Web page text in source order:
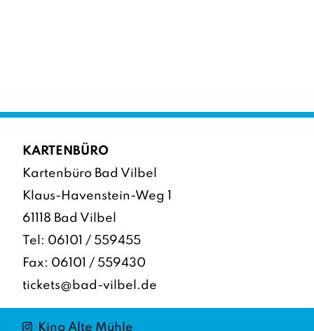
KARTENBÜRO
Kartenbüro Bad Vilbel
Klaus-Havenstein-Weg 1
61118 Bad Vilbel
Tel: 06101 / 559455
Fax: 06101 / 559430
tickets@bad-vilbel.de
Instagram
Kino Alte Mühle